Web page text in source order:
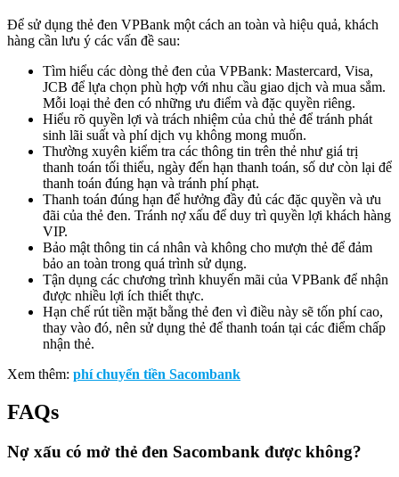
Để sử dụng thẻ đen VPBank một cách an toàn và hiệu quả, khách
hàng cần lưu ý các vấn đề sau:
Tìm hiểu các dòng thẻ đen của VPBank: Mastercard, Visa,
JCB để lựa chọn phù hợp với nhu cầu giao dịch và mua sắm.
Mỗi loại thẻ đen có những ưu điểm và đặc quyền riêng.
Hiểu rõ quyền lợi và trách nhiệm của chủ thẻ để tránh phát
sinh lãi suất và phí dịch vụ không mong muốn.
Thường xuyên kiểm tra các thông tin trên thẻ như giá trị
thanh toán tối thiểu, ngày đến hạn thanh toán, số dư còn lại để
thanh toán đúng hạn và tránh phí phạt.
Thanh toán đúng hạn để hưởng đầy đủ các đặc quyền và ưu
đãi của thẻ đen. Tránh nợ xấu để duy trì quyền lợi khách hàng
VIP.
Bảo mật thông tin cá nhân và không cho mượn thẻ để đảm
bảo an toàn trong quá trình sử dụng.
Tận dụng các chương trình khuyến mãi của VPBank để nhận
được nhiều lợi ích thiết thực.
Hạn chế rút tiền mặt bằng thẻ đen vì điều này sẽ tốn phí cao,
thay vào đó, nên sử dụng thẻ để thanh toán tại các điểm chấp
nhận thẻ.
Xem thêm: phí chuyển tiền Sacombank
FAQs
Nợ xấu có mở thẻ đen Sacombank được không?